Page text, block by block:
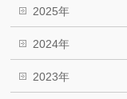
2025年
2024年
2023年